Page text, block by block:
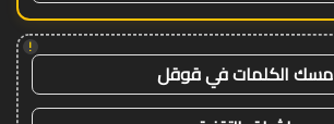
!
مسك الكلمات في قوقل